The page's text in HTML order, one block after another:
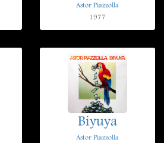
Astor Piazzolla
1977
Biyuya
Astor Piazzolla